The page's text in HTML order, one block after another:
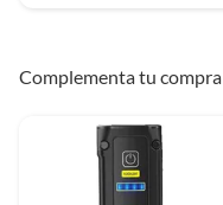
Complementa tu compra